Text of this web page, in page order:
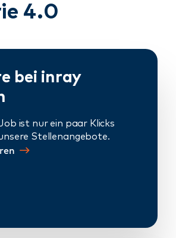
4.0
bei inray
ist nur ein paar Klicks
Stellenangebote.